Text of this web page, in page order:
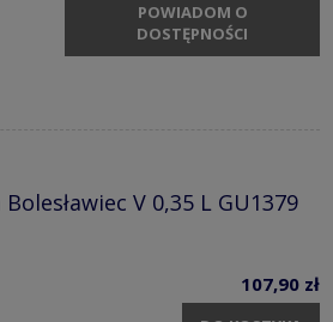
POWIADOM O
DOSTĘPNOŚCI
V 0,35 L GU1379
107,90 zł